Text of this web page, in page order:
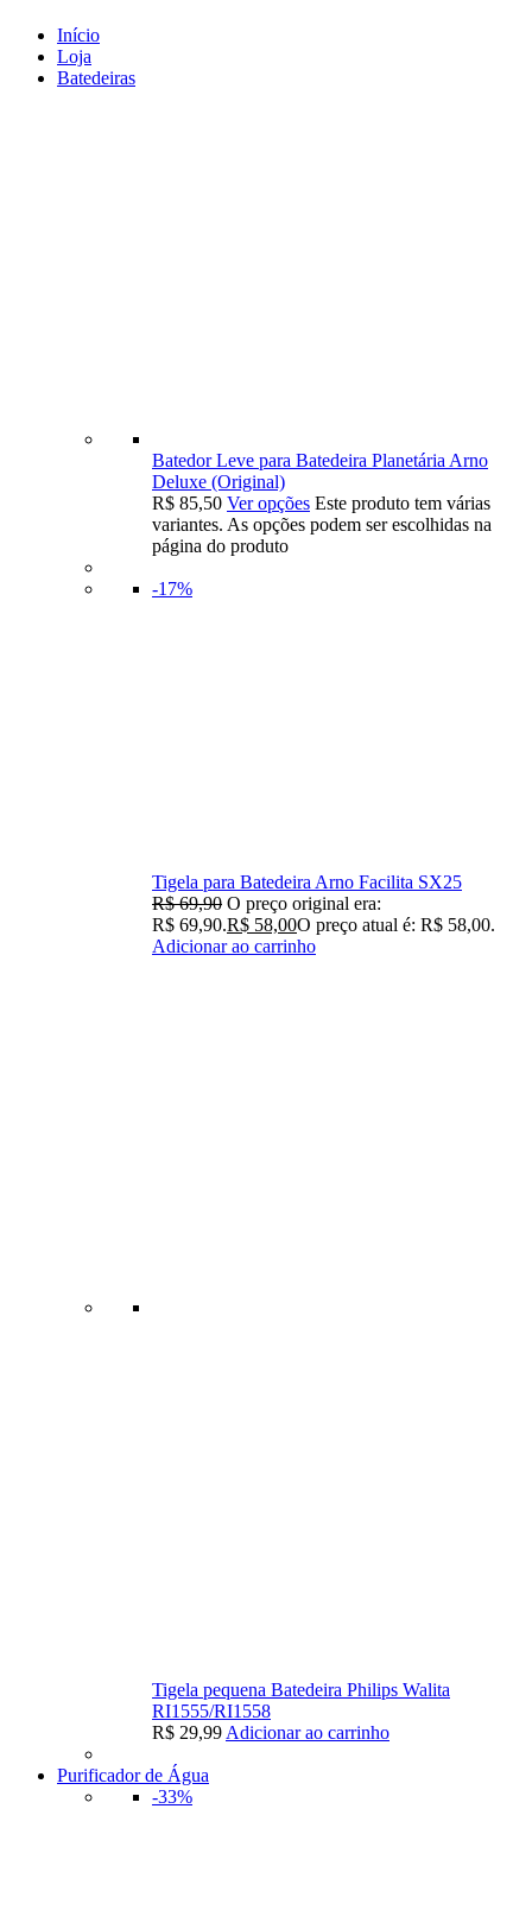
Início
Loja
Batedeiras
Batedor Leve para Batedeira Planetária Arno
Deluxe (Original)
R$ 85,50 Ver opções Este produto tem várias
variantes. As opções podem ser escolhidas na
página do produto
-17%
Tigela para Batedeira Arno Facilita SX25
R$69,90 O preço original era:
R$ 69,90.R$ 58,00O preço atual é: R$ 58,00.
Adicionar ao carrinho
Tigela pequena Batedeira Philips Walita
RI1555/RI1558
R$ 29,99 Adicionar ao carrinho
Purificador de Água
-33%